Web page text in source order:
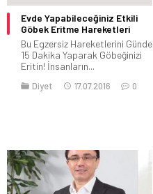
Evde Yapabileceğiniz Etkili
Göbek Eritme Hareketleri
Bu Egzersiz Hareketlerini Günde
15 Dakika Yaparak Göbeğinizi
Eritin! İnsanların...
Diyet 17.07.2016 0